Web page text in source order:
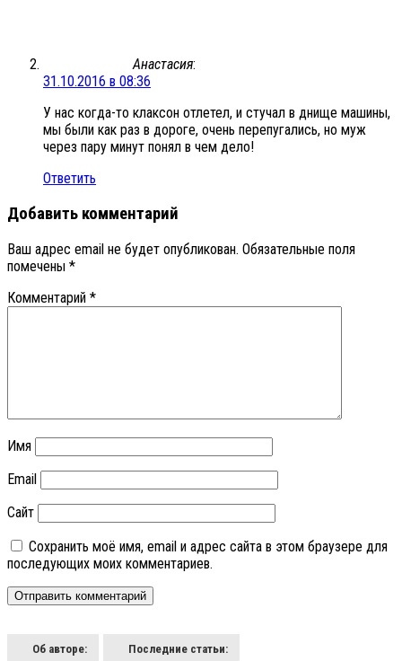
Анастасия:
31.10.2016 в 08:36
У нас когда-то клаксон отлетел, и стучал в днище машины,
мы были как раз в дороге, очень перепугались, но муж
через пару минут понял в чем дело!
Ответить
Добавить комментарий
Ваш адрес email не будет опубликован. Обязательные поля
помечены *
Комментарий *
Имя
Email
Сайт
Сохранить моё имя, email и адрес сайта в этом браузере для
последующих моих комментариев.
Об авторе: Последние статьи: